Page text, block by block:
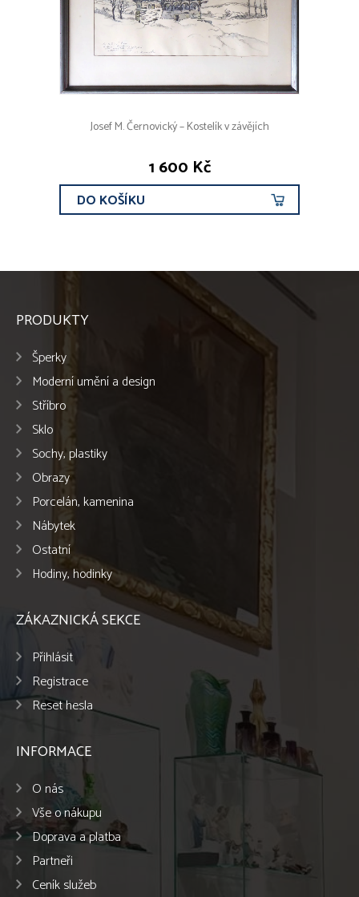
Josef M. Černovický – Kostelík v závějích
1 600 Kč
DO KOŠÍKU
PRODUKTY
Šperky
Moderní umění a design
Stříbro
Sklo
Sochy, plastiky
Obrazy
Porcelán, kamenina
Nábytek
Ostatní
Hodiny, hodinky
ZÁKAZNICKÁ SEKCE
Přihlásit
Registrace
Reset hesla
INFORMACE
O nás
Vše o nákupu
Doprava a platba
Partneři
Ceník služeb